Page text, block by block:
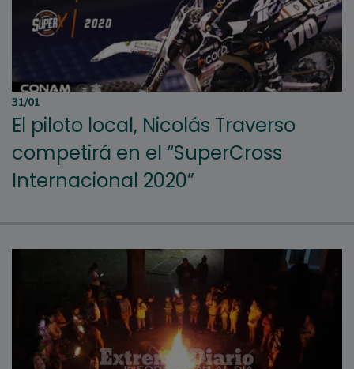
31/01
El piloto local, Nicolás Traverso
competirá en el “SuperCross
Internacional 2020”